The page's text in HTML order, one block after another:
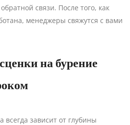
связи. После того, как
менеджеры свяжутся с вами
на бурение
зависит от глубины